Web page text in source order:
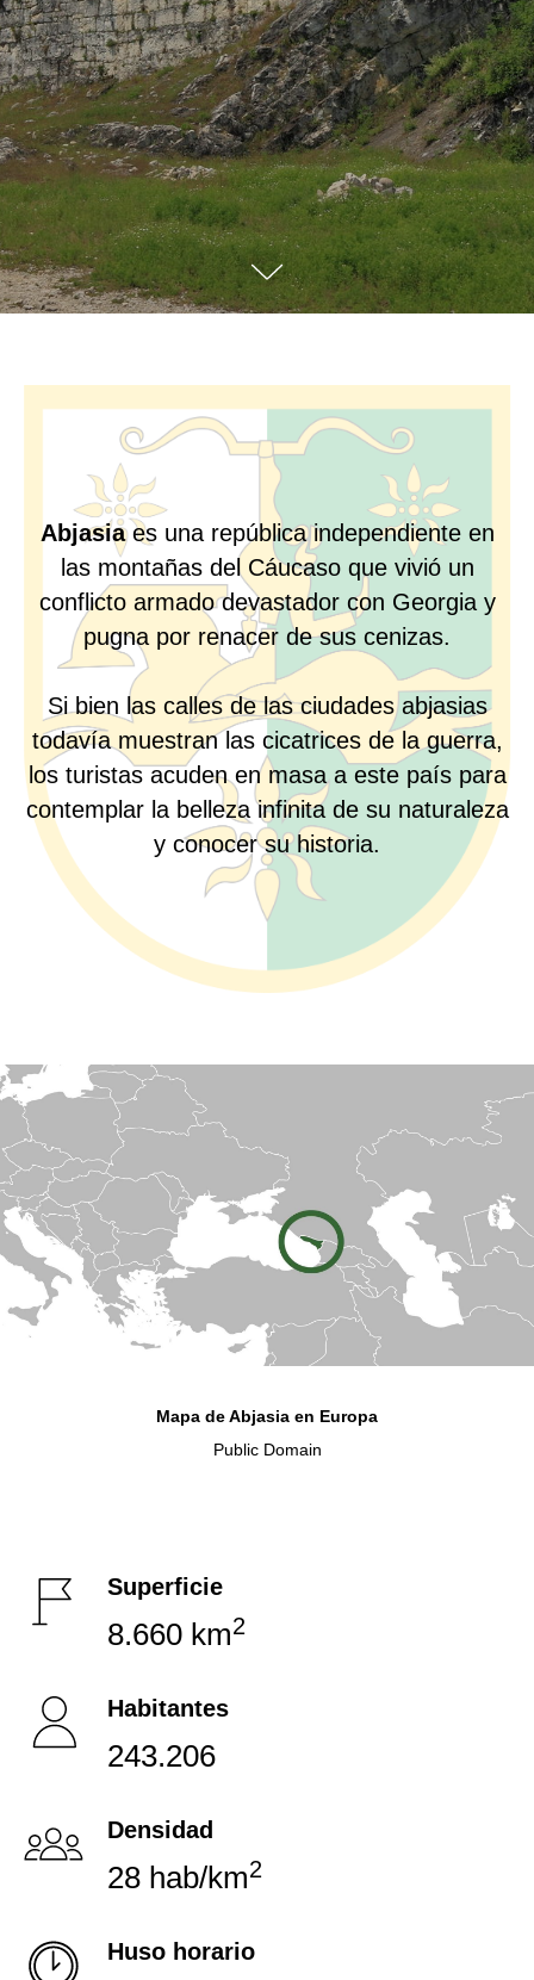
Abjasiaes una república independiente en
las montañas del Cáucaso que vivió un
conflicto armado devastador con Georgia y
pugna por renacer de sus cenizas.
Si bien las calles de las ciudades abjasias
todavía muestran las cicatrices de la guerra,
los turistas acuden en masa a este país para
contemplar la belleza infinita de su naturaleza
y conocer su historia.
Mapa de Abjasia en Europa
Public Domain
Superficie
8.660 km2
Habitantes
243.206
Densidad
28 hab/km2
Huso horario